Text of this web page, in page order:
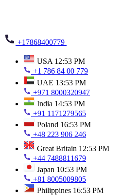
+17868400779
USA 12:53 PM
+1 786 84 00 779
UAE 13:53 PM
+971 8000320947
India 14:53 PM
+91 1171279565
Poland 16:53 PM
+48 223 906 246
Great Britain 12:53 PM
+44 7488811679
Japan 10:53 PM
+81 8005009805
Philippines 16:53 PM